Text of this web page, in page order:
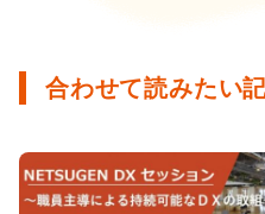
合わせて読みたい